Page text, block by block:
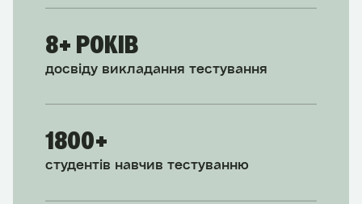
8+ РОКІВ
досвіду викладання тестування
1800+
студентів навчив тестуванню